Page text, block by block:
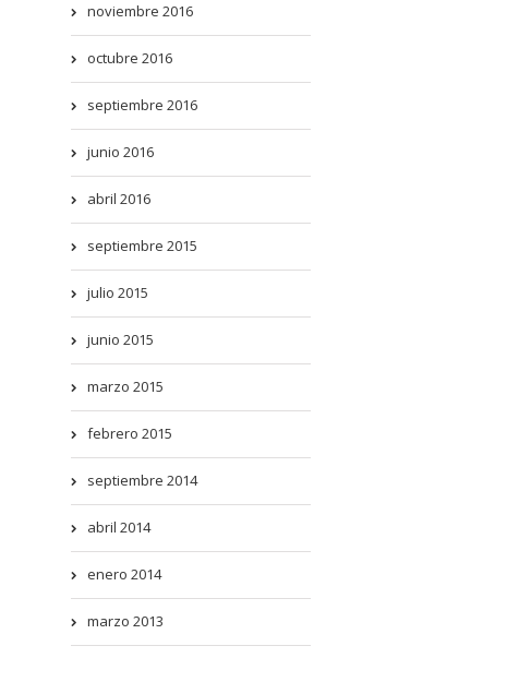
noviembre 2016
octubre 2016
septiembre 2016
junio 2016
abril 2016
septiembre 2015
julio 2015
junio 2015
marzo 2015
febrero 2015
septiembre 2014
abril 2014
enero 2014
marzo 2013